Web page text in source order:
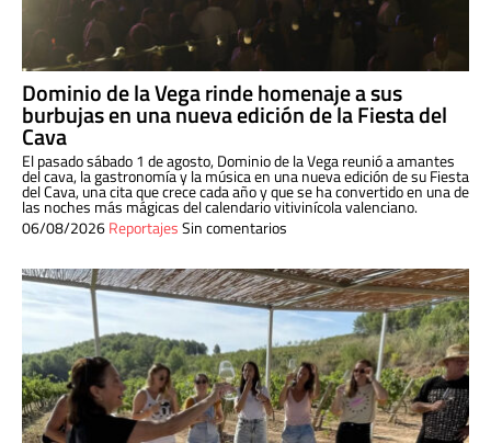
Dominio de la Vega rinde homenaje a sus
burbujas en una nueva edición de la Fiesta del
Cava
El pasado sábado 1 de agosto, Dominio de la Vega reunió a amantes
del cava, la gastronomía y la música en una nueva edición de su Fiesta
del Cava, una cita que crece cada año y que se ha convertido en una de
las noches más mágicas del calendario vitivinícola valenciano.
06/08/2026ReportajesSin comentarios